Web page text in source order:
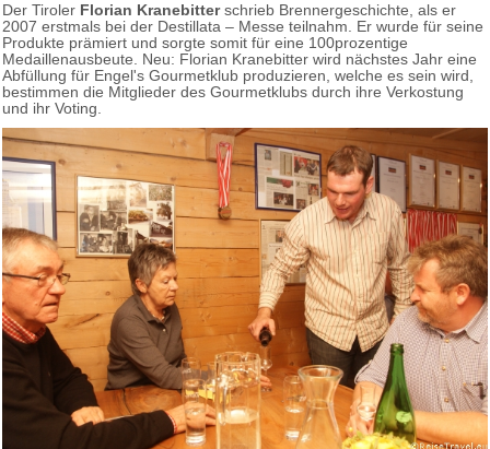
Der Tiroler Florian Kranebitterschrieb Brennergeschichte, als er
2007 erstmals bei der Destillata – Messe teilnahm. Er wurde für seine
Produkte prämiert und sorgte somit für eine 100prozentige
Medaillenausbeute. Neu: Florian Kranebitter wird nächstes Jahr eine
Abfüllung für Engel's Gourmetklub produzieren, welche es sein wird,
bestimmen die Mitglieder des Gourmetklubs durch ihre Verkostung
und ihr Voting.